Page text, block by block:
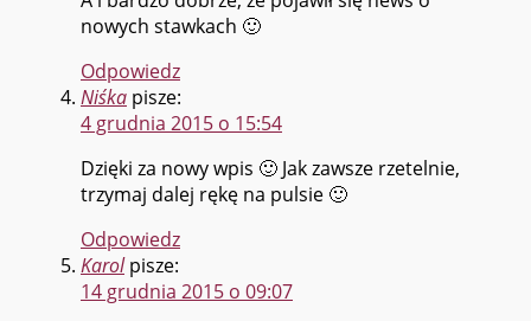
nowych stawkach 🙂
Odpowiedz
Niśka pisze:
4 grudnia 2015 o 15:54
Dzięki za nowy wpis 🙂 Jak zawsze rzetelnie,
trzymaj dalej rękę na pulsie 🙂
Odpowiedz
Karol pisze:
14 grudnia 2015 o 09:07